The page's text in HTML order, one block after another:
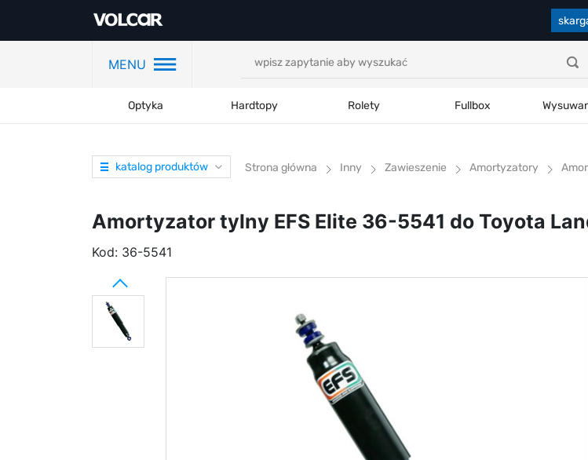
MENU
Optyka Hardtopy Rolety Fullbox
katalog produktów Strona główna Inny Zawieszenie Amortyzatory
Amortyzator tylny EFS Elite 36-5541 do Toyota
Kod: 36-5541